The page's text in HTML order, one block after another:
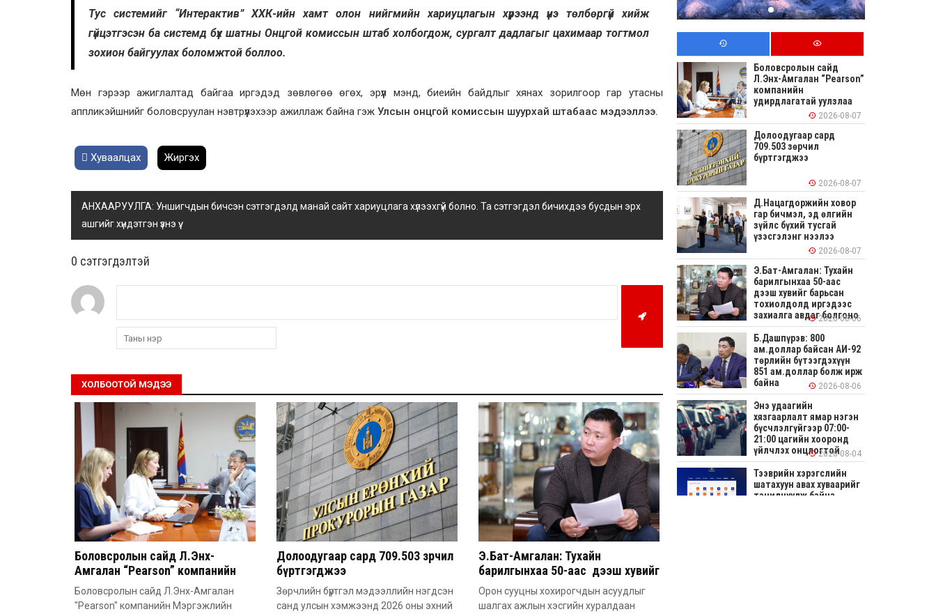
Тус системийг “Интерактив” ХХК-ийн хамт олон нийгмийн хариуцлагын хүрээнд үнэ төлбөргүй хийж
гүйцэтгэсэн ба системд бүх шатны Онцгой комиссын штаб холбогдож, сургалт дадлагыг цахимаар тогтмол
зохион байгуулах боломжтой боллоо.
Мөн гэрээр ажиглалтад байгаа иргэдэд зөвлөгөө өгөх, эрүүл мэнд, биеийн байдлыг хянах зорилгоор гар утасны
аппликэйшнийг боловсруулан нэвтрүүлэхээр ажиллаж байна гэж Улсын онцгой комиссын шуурхай штабаас мэдээллээ.
Хуваалцах Жиргэх
АНХААРУУЛГА: Уншигчдын бичсэн сэтгэгдэлд манай сайт хариуцлага хүлээхгүй болно. Та сэтгэгдэл бичихдээ бусдын эрх
ашгийг хүндэтгэн үзнэ үү.
0 cэтгэгдэлтэй
ХОЛБООТОЙ МЭДЭЭ
Боловсролын сайд Л.Энх-
Амгалан “Pearson” компанийн
удирдлагатай уулзлаа
Боловсролын сайд Л.Энх-Амгалан
"Pearson" компанийн Мэргэжлийн
Долоодугаар сард 709.503 зөрчил
бүртгэгджээ
Зөрчлийн бүртгэл мэдээллийн нэгдсэн
санд улсын хэмжээнд 2026 оны эхний
Э.Бат-Амгалан: Тухайн
барилгынхаа 50-аас дээш хувийг
барьсан тохиолдолд иргэдээс
захиалга авдаг болгоно
Орон сууцны хохирогчдын асуудлыг
шалгах ажлын хэсгийн хуралдаан
Боловсролын сайд
Л.Энх-Амгалан “Pearson”
компанийн
удирдлагатай уулзлаа
2026-08-07
Долоодугаар сард
709.503 зөрчил
бүртгэгджээ
2026-08-07
Д.Нацагдоржийн ховор
гар бичмэл, эд өлгийн
зүйлс бүхий тусгай
үзэсгэлэнг нээлээ
2026-08-07
Э.Бат-Амгалан: Тухайн
барилгынхаа 50-аас
дээш хувийг барьсан
тохиолдолд иргэдээс
захиалга авдаг болгоно
2026-08-06
Б.Дашпүрэв: 800
ам.доллар байсан АИ-92
төрлийн бүтээгдэхүүн
851 ам.доллар болж ирж
байна
2026-08-06
Энэ удаагийн
хязгаарлалт ямар нэгэн
бүсчлэлгүйгээр 07:00-
21:00 цагийн хооронд
үйлчлэх онцлогтой2026-08-04
Тээврийн хэрэгслийн
шатахуун авах хуваарийг
танилцуулж байна